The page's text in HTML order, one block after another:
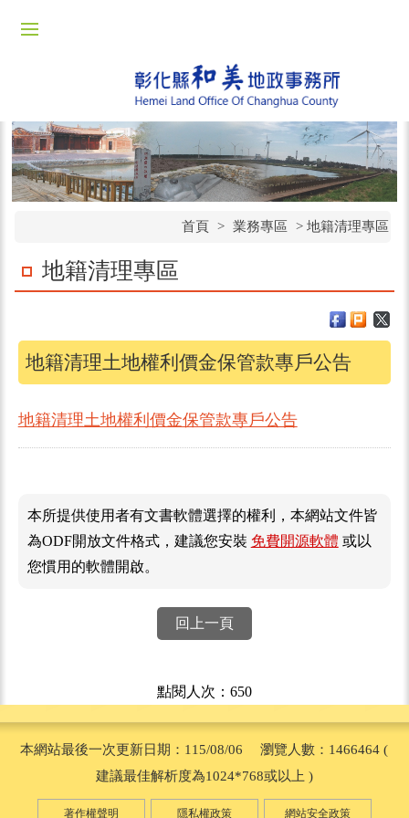
首頁 > 業務專區 > 地籍清理專區
地籍清理專區
地籍清理土地權利價金保管款專戶公告
地籍清理土地權利價金保管款專戶公告
本所提供使用者有文書軟體選擇的權利，本網站文件皆
為ODF開放文件格式，建議您安裝 免費開源軟體 或以
您慣用的軟體開啟。
回上一頁
點閱人次：650
本網站最後一次更新日期：115/08/06 瀏覽人數：1466464 (
建議最佳解析度為1024*768或以上 )
著作權聲明 隱私權政策 網站安全政策